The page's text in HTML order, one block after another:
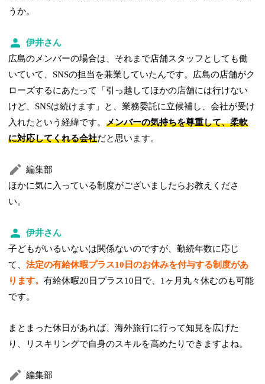
うか。
伊井さん
広島のメンバーの場合は、それまで店舗スタッフとしても働
いていて、SNSの担当を兼業していたんです。広島の店舗がク
ローズするにあたって「引っ越してほかの店舗には行けない
けど、SNSは続けます」と、業務委託に立候補し、会社が受け
入れたという経緯です。メンバーの気持ちを尊重して、柔軟
に対応してくれる会社だと思います。
編集部
ほかに気に入っている制度がございましたらお教えくださ
い。
伊井さん
子どもがいるいないは関係ないのですが、勤続年数に応じ
て、法定の有給休暇プラス10日のお休みを付与する制度があ
ります。有給休暇20日プラス10日で、1ヶ月丸々休むのも可能
です。
まとまった休日があれば、海外旅行に行って知見を広げた
り、リスキリングで自身のスキルを高めたりできますよね。
編集部